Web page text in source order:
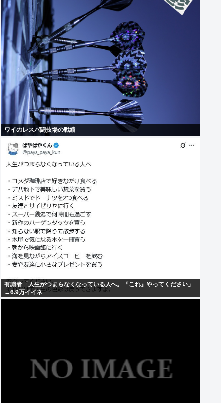
ワイのレスバ闘技場の戦績
有識者「人生がつまらなくなっている人へ。『これ』やってください」
→6.9万イイネ